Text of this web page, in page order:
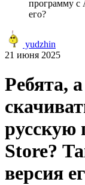
программу с
его?
yudzhin
21 июня 2025
Ребята,
русскую
Store?
версия